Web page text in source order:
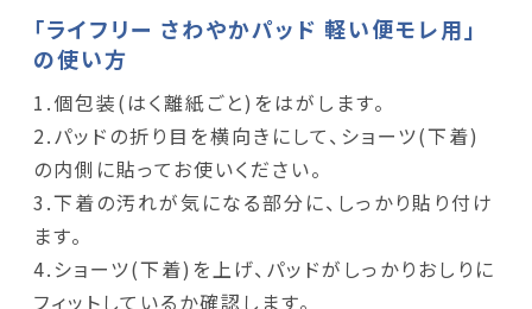
「ライフリー さわやかパッド 軽い便モレ用」
の使い方
1.個包装(はく離紙ごと)をはがします。
2.パッドの折り目を横向きにして、ショーツ(下着)
の内側に貼ってお使いください。
3.下着の汚れが気になる部分に、しっかり貼り付け
ます。
4.ショーツ(下着)を上げ、パッドがしっかりおしりに
フィットしているか確認します。